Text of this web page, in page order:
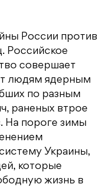
России против
Российское
совершает
людям ядерным
по разным
раненых втрое
На пороге зимы
Украины,
которые
жизнь в